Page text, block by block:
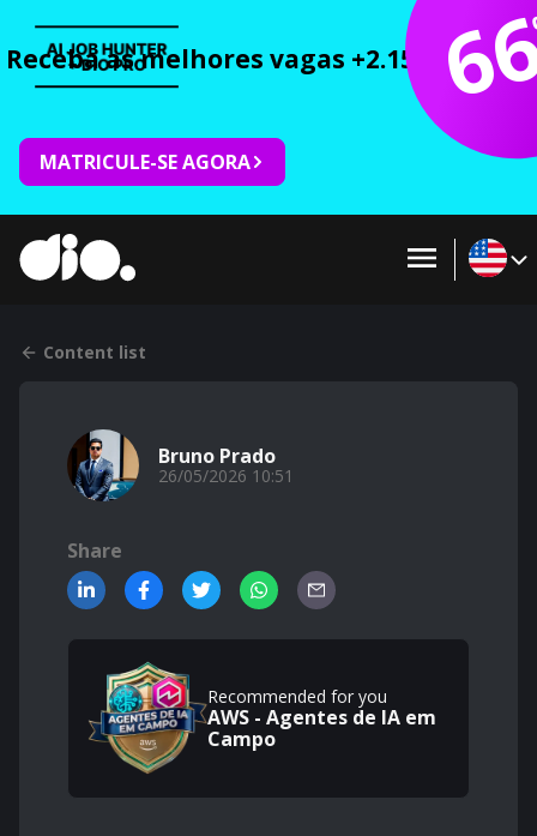
Receba as melhores vagas +2.150 cursos
MATRICULE-SE AGORA
Content list
Bruno Prado
26/05/2026 10:51
Share
Recommended for you
AWS - Agentes de IA em
Campo